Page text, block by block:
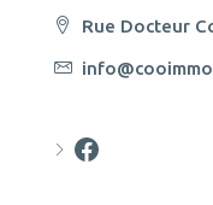
Rue Docteur
Cooimmo